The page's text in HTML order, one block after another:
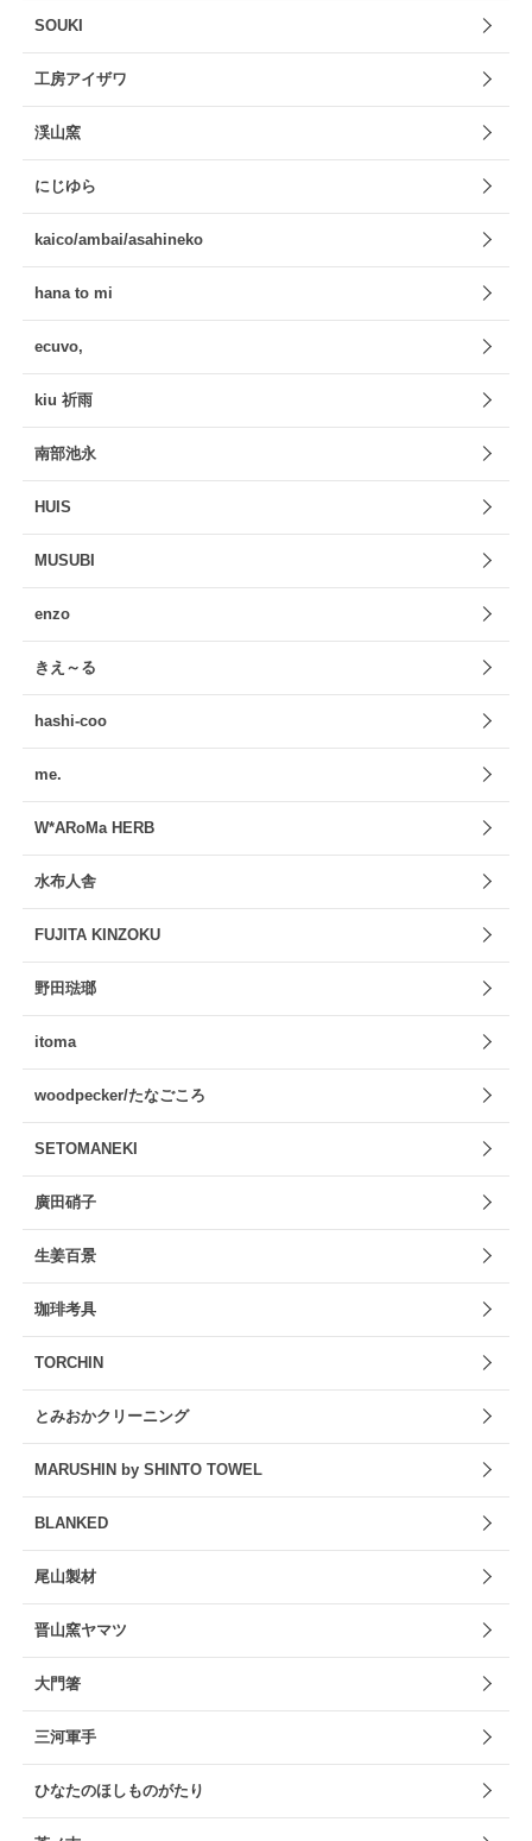
SOUKI
工房アイザワ
渓山窯
にじゆら
kaico/ambai/asahineko
hana to mi
ecuvo,
kiu 祈雨
南部池永
HUIS
MUSUBI
enzo
きえ～る
hashi-coo
me.
W*ARoMa HERB
水布人舎
FUJITA KINZOKU
野田琺瑯
itoma
woodpecker/たなごころ
SETOMANEKI
廣田硝子
生姜百景
珈琲考具
TORCHIN
とみおかクリーニング
MARUSHIN by SHINTO TOWEL
BLANKED
尾山製材
晋山窯ヤマツ
大門箸
三河軍手
ひなたのほしものがたり